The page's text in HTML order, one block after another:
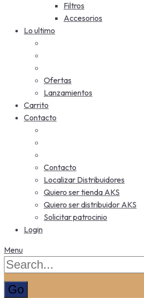
Filtros
Accesorios
Lo ultimo
Ofertas
Lanzamientos
Carrito
Contacto
Contacto
Localizar Distribuidores
Quiero ser tienda AKS
Quiero ser distribuidor AKS
Solicitar patrocinio
Login
Menu